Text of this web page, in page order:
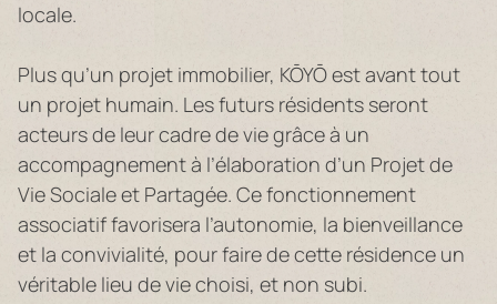
locale.
Plus qu’un projet immobilier, KŌYŌ est avant tout
un projet humain. Les futurs résidents seront
acteurs de leur cadre de vie grâce à un
accompagnement à l’élaboration d’un Projet de
Vie Sociale et Partagée. Ce fonctionnement
associatif favorisera l’autonomie, la bienveillance
et la convivialité, pour faire de cette résidence un
véritable lieu de vie choisi, et non subi.